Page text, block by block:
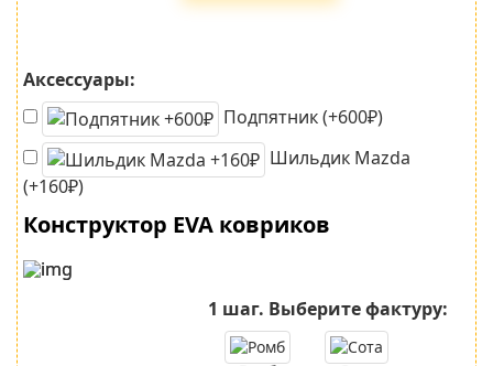
Аксессуары:
Подпятник (+600₽)
Шильдик Mazda
(+160₽)
Конструктор EVA ковриков
1 шаг. Выберите фактуру: